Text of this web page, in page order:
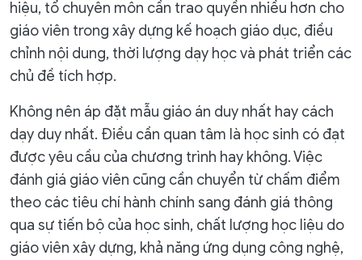
hiệu, tổ chuyên môn cần trao quyền nhiều hơn cho
giáo viên trong xây dựng kế hoạch giáo dục, điều
chỉnh nội dung, thời lượng dạy học và phát triển các
chủ đề tích hợp.
Không nên áp đặt mẫu giáo án duy nhất hay cách
dạy duy nhất. Điều cần quan tâm là học sinh có đạt
được yêu cầu của chương trình hay không. Việc
đánh giá giáo viên cũng cần chuyển từ chấm điểm
theo các tiêu chí hành chính sang đánh giá thông
qua sự tiến bộ của học sinh, chất lượng học liệu do
giáo viên xây dựng, khả năng ứng dụng công nghệ,